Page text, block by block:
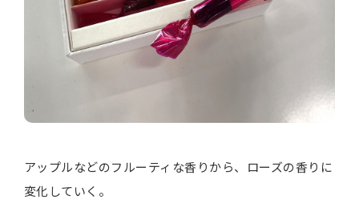
アップルなどのフルーティな香りから、ローズの香りに
変化していく。